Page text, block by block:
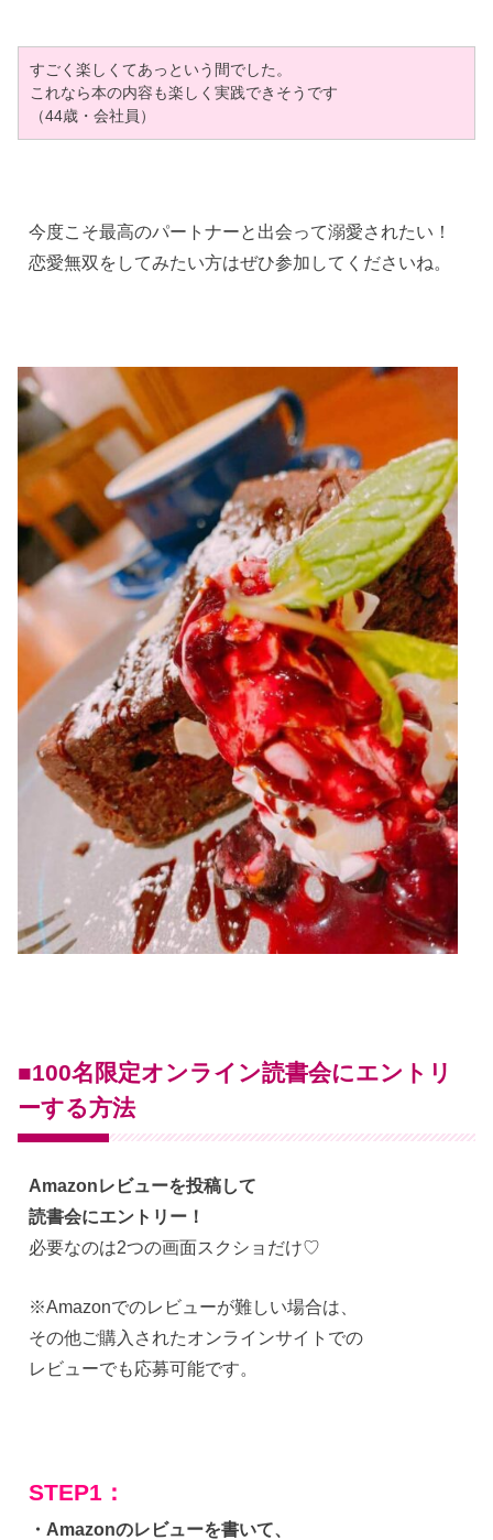
すごく楽しくてあっという間でした。
これなら本の内容も楽しく実践できそうです
（44歳・会社員）
今度こそ最高のパートナーと出会って溺愛されたい！
恋愛無双をしてみたい方はぜひ参加してくださいね。
■100名限定オンライン読書会にエントリ
ーする方法
Amazonレビューを投稿して
読書会にエントリー！
必要なのは2つの画面スクショだけ♡
※Amazonでのレビューが難しい場合は、
その他ご購入されたオンラインサイトでの
レビューでも応募可能です。
STEP1：
・Amazonのレビューを書いて、